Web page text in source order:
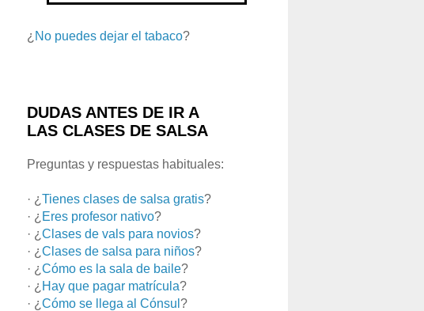
¿ No puedes dejar el tabaco?
DUDAS ANTES DE IR A
LAS CLASES DE SALSA
Preguntas y respuestas habituales:
· ¿ Tienes clases de salsa gratis?
· ¿ Eres profesor nativo?
· ¿ Clases de vals para novios?
· ¿ Clases de salsa para niños?
· ¿ Cómo es la sala de baile?
· ¿ Hay que pagar matrícula?
· ¿ Cómo se llega al Cónsul ?